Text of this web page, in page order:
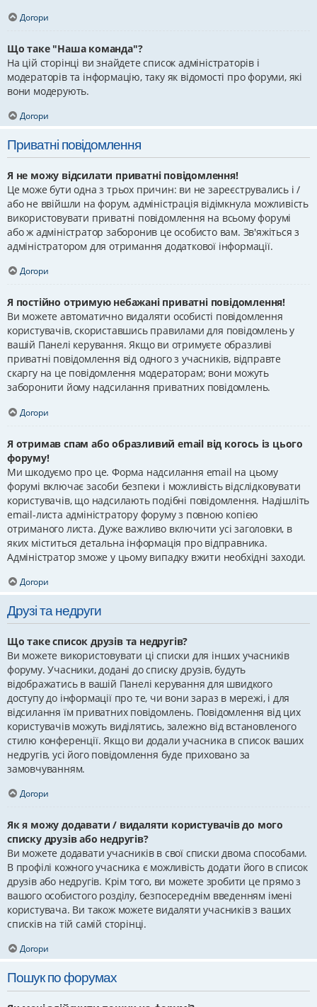
Догори
Що таке "Наша команда"?
На цій сторінці ви знайдете список адміністраторів і
модераторів та інформацію, таку як відомості про форуми, які
вони модерують.
Догори
Приватні повідомлення
Я не можу відсилати приватні повідомлення!
Це може бути одна з трьох причин: ви не зареєструвались і /
або не ввійшли на форум, адміністрація відімкнула можливість
використовувати приватні повідомлення на всьому форумі
або ж адміністратор заборонив це особисто вам. Зв'яжіться з
адміністратором для отримання додаткової інформації.
Догори
Я постійно отримую небажані приватні повідомлення!
Ви можете автоматично видаляти особисті повідомлення
користувачів, скориставшись правилами для повідомлень у
вашій Панелі керування. Якщо ви отримуєте образливі
приватні повідомлення від одного з учасників, відправте
скаргу на це повідомлення модераторам; вони можуть
заборонити йому надсилання приватних повідомлень.
Догори
Я отримав спам або образливий email від когось із цього
форуму!
Ми шкодуємо про це. Форма надсилання email на цьому
форумі включає засоби безпеки і можливість відслідковувати
користувачів, що надсилають подібні повідомлення. Надішліть
email-листа адміністратору форуму з повною копією
отриманого листа. Дуже важливо включити усі заголовки, в
яких міститься детальна інформація про відправника.
Адміністратор зможе у цьому випадку вжити необхідні заходи.
Догори
Друзі та недруги
Що таке список друзів та недругів?
Ви можете використовувати ці списки для інших учасників
форуму. Учасники, додані до списку друзів, будуть
відображатись в вашій Панелі керування для швидкого
доступу до інформації про те, чи вони зараз в мережі, і для
відсилання їм приватних повідомлень. Повідомлення від цих
користувачів можуть виділятись, залежно від встановленого
стилю конференції. Якщо ви додали учасника в список ваших
недругів, усі його повідомлення буде приховано за
замовчуванням.
Догори
Як я можу додавати / видаляти користувачів до мого
списку друзів або недругів?
Ви можете додавати учасників в свої списки двома способами.
В профілі кожного учасника є можливість додати його в список
друзів або недругів. Крім того, ви можете зробити це прямо з
вашого особистого розділу, безпосереднім введенням імені
користувача. Ви також можете видаляти учасників з ваших
списків на тій самій сторінці.
Догори
Пошук по форумах